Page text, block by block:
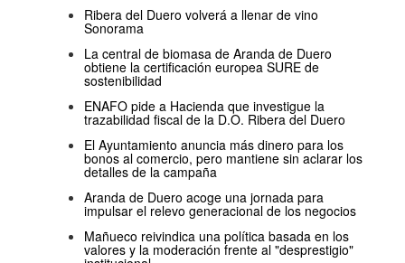
Ribera del Duero volverá a llenar de vino
Sonorama
La central de biomasa de Aranda de Duero
obtiene la certificación europea SURE de
sostenibilidad
ENAFO pide a Hacienda que investigue la
trazabilidad fiscal de la D.O. Ribera del Duero
El Ayuntamiento anuncia más dinero para los
bonos al comercio, pero mantiene sin aclarar los
detalles de la campaña
Aranda de Duero acoge una jornada para
impulsar el relevo generacional de los negocios
Mañueco reivindica una política basada en los
valores y la moderación frente al "desprestigio"